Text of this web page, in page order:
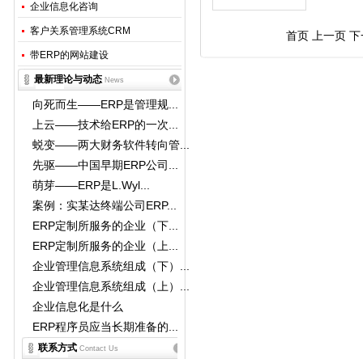
企业信息化咨询
客户关系管理系统CRM
带ERP的网站建设
最新理论与动态 News
向死而生——ERP是管理规...
上云——技术给ERP的一次...
蜕变——两大财务软件转向管...
先驱——中国早期ERP公司...
萌芽——ERP是L.Wyl...
案例：实某达终端公司ERP...
ERP定制所服务的企业（下...
ERP定制所服务的企业（上...
企业管理信息系统组成（下）...
企业管理信息系统组成（上）...
企业信息化是什么
ERP程序员应当长期准备的...
联系方式 Contact Us
首页 上一页